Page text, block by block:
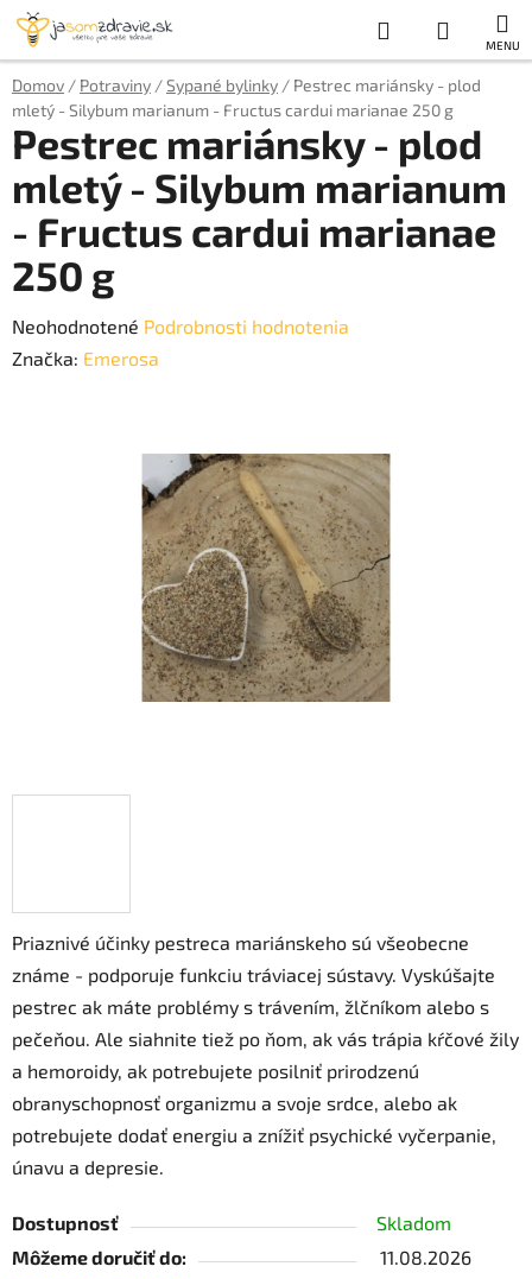
Prejsť
obsah
Hľadať
KOŠÍK
Domov / Potraviny /Sypané bylinky / Pestrec mariánsky - plod
mletý - Silybum marianum - Fructus cardui marianae 250 g
Priaznivé účinky pestreca mariánskeho sú všeobecne
známe - podporuje funkciu tráviacej sústavy. Vyskúšajte
pestrec ak máte problémy s trávením, žlčníkom alebo s
pečeňou. Ale siahnite tiež po ňom, ak vás trápia kŕčové žily
a hemoroidy, ak potrebujete posilniť prirodzenú
obranyschopnosť organizmu a svoje srdce, alebo ak
potrebujete dodať energiu a znížiť psychické vyčerpanie,
únavu a depresie.
Dostupnosť
Skladom
Môžeme doručiť do:
11.08.2026
Pestrec mariánsky - plod
mletý - Silybum marianum
- Fructus cardui marianae
250 g
Priemerné
hodnotenie
Neohodnotené Podrobnosti hodnotenia
Značka: Emerosa